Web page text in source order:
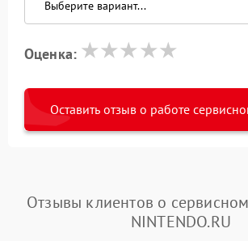
Оценка:
Оставить отзыв о работе
Отзывы клиентов о
NINTENDO.RU